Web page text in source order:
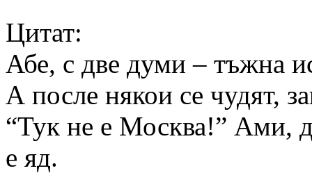
Цитат:
Абе, с две думи – тъжна
А после някои се чудят,
“Тук не е Москва!” Ами,
е яд.